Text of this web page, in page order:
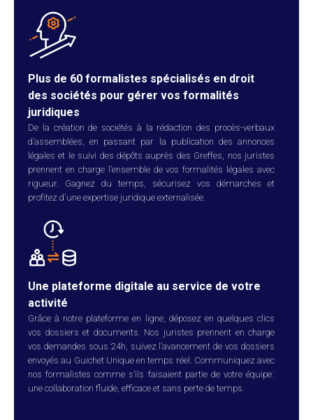
Plus de 60 formalistes spécialisés en droit
des sociétés pour gérer vos formalités
juridiques
De la création de sociétés à la rédaction des procès-verbaux
d’assemblées, en passant par la publication des annonces
légales et le suivi des dépôts auprès des Greffes, nos juristes
prennent en charge l’ensemble de vos formalités légales avec
rigueur. Gagnez du temps, sécurisez vos démarches et
profitez d'une expertise juridique externalisée.
Une plateforme digitale au service de votre
activité
Grâce à notre plateforme en ligne, déposez en quelques clics
vos dossiers et documents. Nos juristes prennent en charge
vos demandes sous 24h, suivez l’avancement de vos dossiers
envoyés au Guichet Unique en temps réel. Communiquez avec
nos formalistes comme s’ils faisaient partie de votre équipe :
une collaboration fluide, efficace et sans perte de temps.